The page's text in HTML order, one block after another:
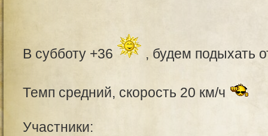
В субботу +36 , будем подыхать
Темп средний, скорость 20 км/ч
Участники: